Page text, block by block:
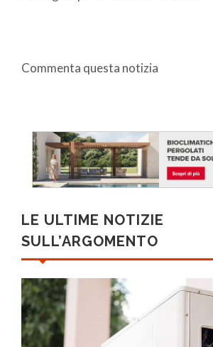
Commenta questa notizia
LE ULTIME NOTIZIE
SULL’ARGOMENTO